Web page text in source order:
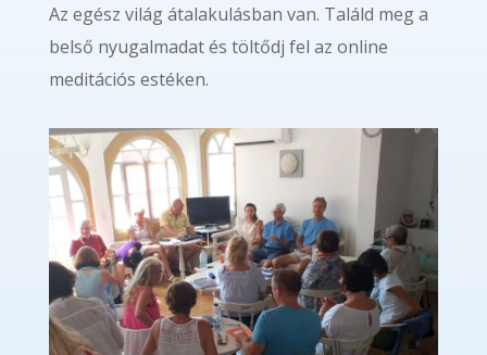
Az egész világ átalakulásban van. Találd meg a
belső nyugalmadat és töltődj fel az online
meditációs estéken.